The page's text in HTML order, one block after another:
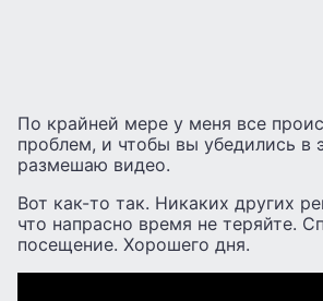
По крайней мере у меня все
проблем, и чтобы вы убедились в
размешаю видео.
Вот как-то так. Никаких других
что напрасно время не теряйте.
посещение. Хорошего дня.